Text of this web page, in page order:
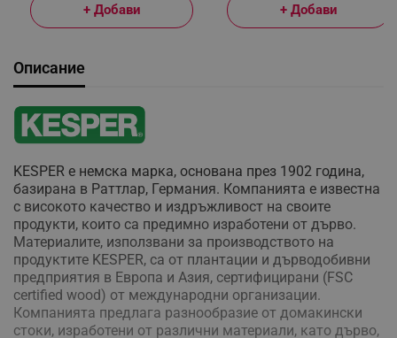
+ Добави + Добави
Описание
KESPER е немска марка, основана през 1902 година,
базирана в Раттлар, Германия. Компанията е известна
с високото качество и издръжливост на своите
продукти, които са предимно изработени от дърво.
Материалите, използвани за производството на
продуктите KESPER, са от плантации и дърводобивни
предприятия в Европа и Азия, сертифицирани (FSC
certified wood) от международни организации.
Компанията предлага разнообразие от домакински
стоки, изработени от различни материали, като дърво,